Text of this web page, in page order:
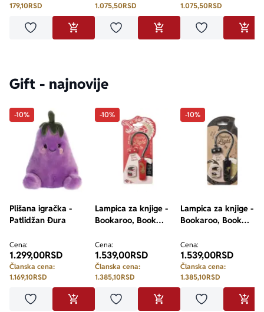
179,10RSD
Dodaj u omiljeneDODAJ U KORPU
1.075,50RSD
Dodaj u omiljeneDODAJ U KORPU
1.075,50RSD
Dodaj u
Gift - najnovije
-10%
Plišana igračka -
Patlidžan Đura
Cena:
1.299,00RSD
Članska cena:
1.169,10RSD
Dodaj u omiljeneDODAJ U KORPU
-10%
Lampica za knjige -
Bookaroo, Book
Dragon
Cena:
1.539,00RSD
Članska cena:
1.385,10RSD
Dodaj u omiljeneDODAJ U KORPU
-10%
Lampica za knjige -
Bookaroo, Book
Cena:
1.539,00RSD
Članska cena:
1.385,10RSD
Dodaj u